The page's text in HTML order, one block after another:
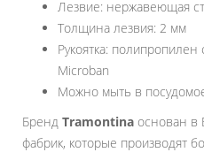
Лезвие: нержавеющая
Толщина лезвия: 2 мм
Рукоятка:
Microban
Можно мыть в
Бренд Tramontina основан в
фабрик, которые производят